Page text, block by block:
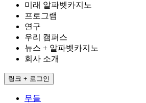
미래 알파벳카지노
프로그램
연구
우리 캠퍼스
뉴스 + 알파벳카지노
회사 소개
링크 + 로그인
무들